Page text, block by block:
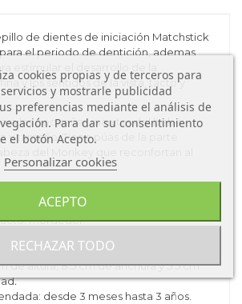
de dientes de iniciación Matchstick
el periodo de dentición, ademas
estimular el desarrollo de la
y los sentidos de la vista, tacto y
las pequeñas manitas del bebé
y tamaño. Tiene púas de la parte
mordedor.
de altura, 8.5 cm de anchura y 5.5 cm
.
desde 3 meses hasta 3 años.
cookies propias y de terceros para
y mostrarle publicidad
preferencias mediante el análisis de
Para dar su consentimiento
el botón Acepto.
Personalizar cookies
RECHAZAR TODO
ACEPTO